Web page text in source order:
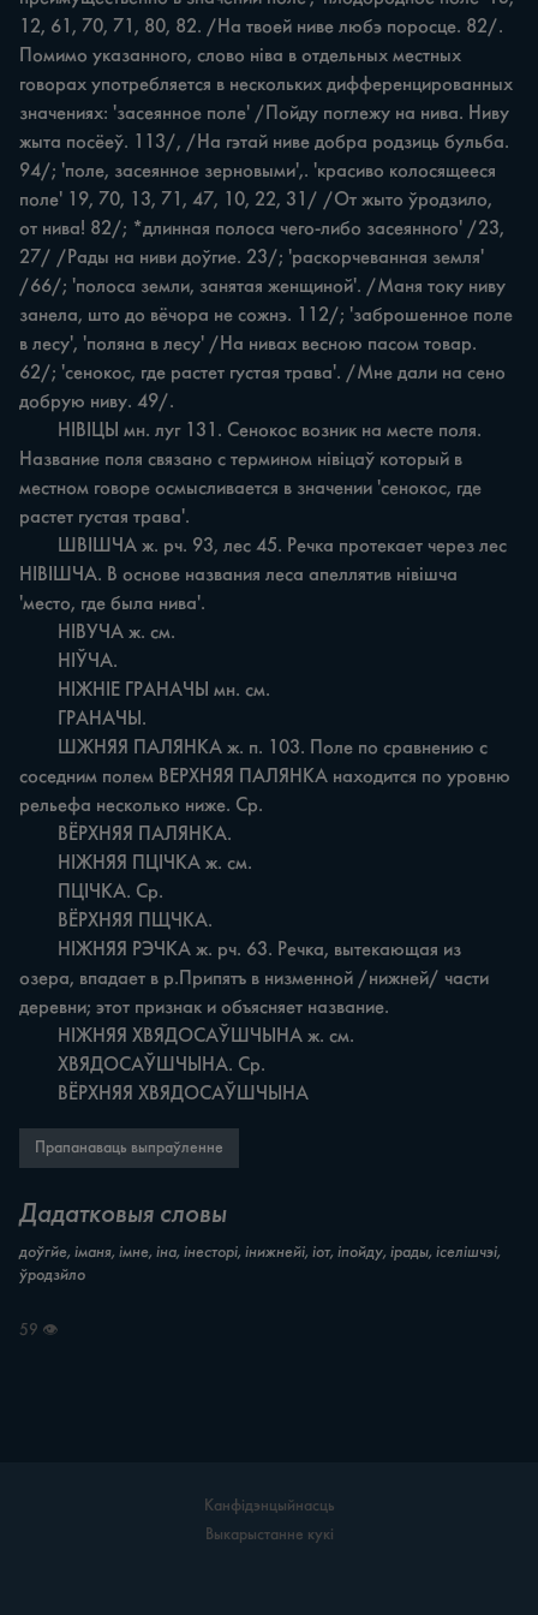
12, 61, 70, 71, 80, 82. /На твоей ниве любэ поросце. 82/.
Помимо указанного, слово ніва в отдельных местных
говорах употребляется в нескольких дифференцированных
значениях: 'засеянное поле' /Пойду поглежу на нива. Ниву
жыта посёеў. 113/, /На гэтай ниве добра родзиць бульба.
94/; 'поле, засеянное зерновыми',. 'красиво колосящееся
поле' 19, 70, 13, 71, 47, 10, 22, 31/ /От жыто ўродзило,
от нива! 82/; *длинная полоса чего-либо засеянного' /23,
27/ /Рады на ниви доўгие. 23/; 'раскорчеванная земля'
/66/; 'полоса земли, занятая женщиной'. /Маня току ниву
занела, што до вёчора не сожнэ. 112/; 'заброшенное поле
в лесу', 'поляна в лесу' /На нивах весною пасом товар.
62/; 'сенокос, где растет густая трава'. /Мне дали на сено
добрую ниву. 49/.
Название поля связано с термином нівіцаў который в
местном говоре осмысливается в значении 'сенокос, где
растет густая трава'.
НІВІШЧА. В основе названия леса апеллятив нівішча
'место, где была нива'.
соседним полем ВЕРХНЯЯ ПАЛЯНКА находится по уровню
рельефа несколько ниже. Ср.
озера, впадает в р.Припятъ в низменной /нижней/ части
деревни; этот признак и объясняет название.
	ВЁРХНЯЯ ХВЯДОСАЎШЧЫНА
Прапанаваць выпраўленне
Дадатковыя словы
доўгйе, іманя, імне, іна, інесторі, інижнейі, іот, іпойду, ірады, іселішчэі,
ўродзйло
59 👁
Канфідэнцыйнасць
Выкарыстанне кукі